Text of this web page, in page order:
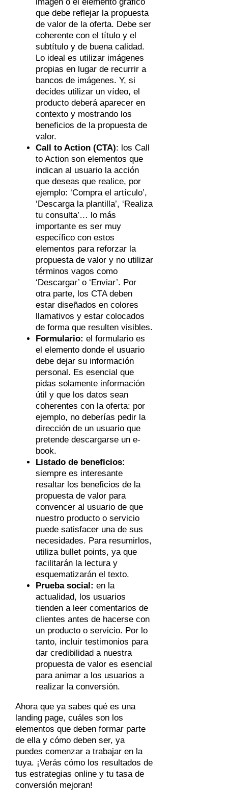
imagen o el elemento gráfico
que debe reflejar la propuesta
de valor de la oferta. Debe ser
coherente con el título y el
subtítulo y de buena calidad.
Lo ideal es utilizar imágenes
propias en lugar de recurrir a
bancos de imágenes. Y, si
decides utilizar un vídeo, el
producto deberá aparecer en
contexto y mostrando los
beneficios de la propuesta de
valor.
Call to Action (CTA): los Call
to Action son elementos que
indican al usuario la acción
que deseas que realice, por
ejemplo: ‘Compra el artículo’,
‘Descarga la plantilla’, ‘Realiza
tu consulta’… lo más
importante es ser muy
específico con estos
elementos para reforzar la
propuesta de valor y no utilizar
términos vagos como
‘Descargar’ o ‘Enviar’. Por
otra parte, los CTA deben
estar diseñados en colores
llamativos y estar colocados
de forma que resulten visibles.
Formulario: el formulario es
el elemento donde el usuario
debe dejar su información
personal. Es esencial que
pidas solamente información
útil y que los datos sean
coherentes con la oferta: por
ejemplo, no deberías pedir la
dirección de un usuario que
pretende descargarse un e-
book.
Listado de beneficios:
siempre es interesante
resaltar los beneficios de la
propuesta de valor para
convencer al usuario de que
nuestro producto o servicio
puede satisfacer una de sus
necesidades. Para resumirlos,
utiliza bullet points, ya que
facilitarán la lectura y
esquematizarán el texto.
Prueba social: en la
actualidad, los usuarios
tienden a leer comentarios de
clientes antes de hacerse con
un producto o servicio. Por lo
tanto, incluir testimonios para
dar credibilidad a nuestra
propuesta de valor es esencial
para animar a los usuarios a
realizar la conversión.
Ahora que ya sabes qué es una
landing page, cuáles son los
elementos que deben formar parte
de ella y cómo deben ser, ya
puedes comenzar a trabajar en la
tuya. ¡Verás cómo los resultados de
tus estrategias online y tu tasa de
conversión mejoran!